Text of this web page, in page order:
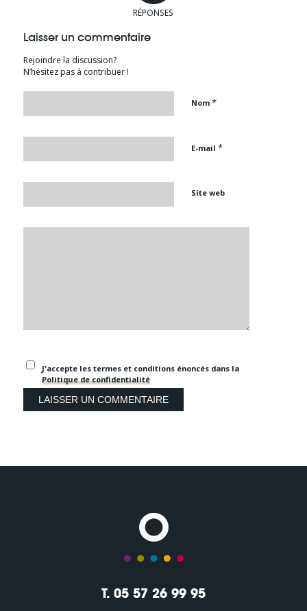
RÉPONSES
Laisser un commentaire
Rejoindre la discussion?
N’hésitez pas à contribuer !
Nom *
E-mail *
Site web
J'accepte les termes et conditions énoncés dans la
Politique de confidentialité
T. 05 57 26 99 95